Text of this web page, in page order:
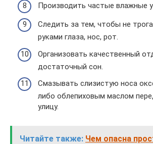
Производить частые влажные
Следить за тем, чтобы не
руками глаза, нос, рот.
Организовать качественный
достаточный сон.
Смазывать слизистую носа
либо облепиховым маслом
улицу.
Читайте также: Чем опасна